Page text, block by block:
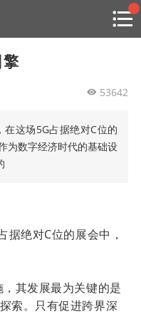
53642
这场5G占据绝对C位的
为数字经济时代的基础设
据绝对C位的展会中，
其发展最为关键的是
索。 只有促进跨界深
聘
）